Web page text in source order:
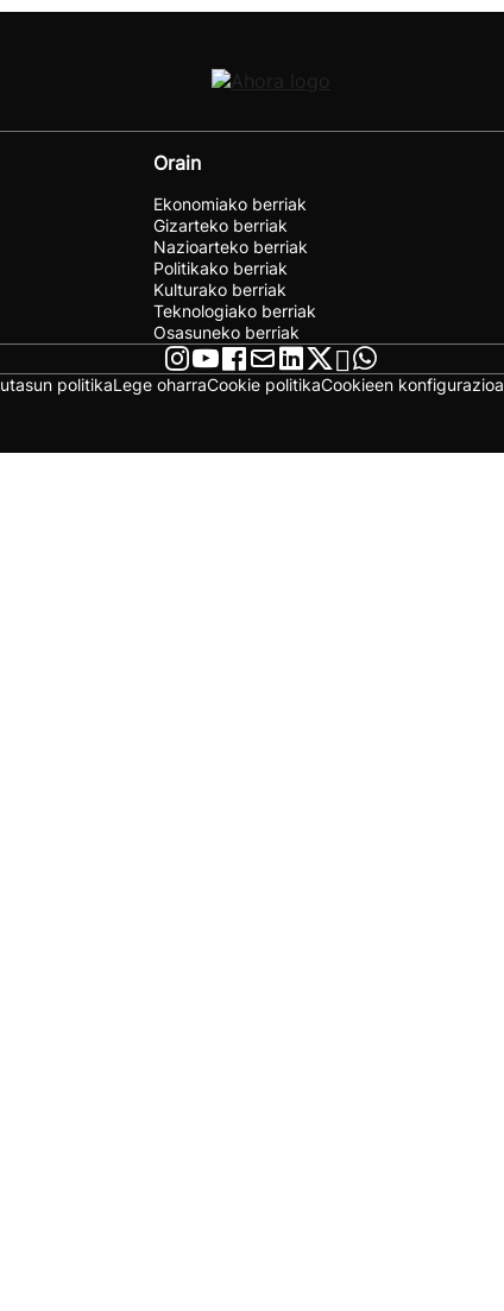
Orain
Ekonomiako berriak
Gizarteko berriak
Nazioarteko berriak
Politikako berriak
Kulturako berriak
Teknologiako berriak
Osasuneko berriak
politikaLege oharraCookie politikaCookieen konfigurazioa